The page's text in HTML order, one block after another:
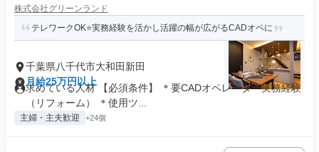
株式会社グリーンランド
テレワークOK⭐実務経験を活かし活躍の幅が広がるCADオペに
千葉県八千代市大和田新田
月給25万円以上
求めている人材 【必須条件】 ＊要CADオペレーター実務経験
（リフォーム） ＊使用ツ...
主婦・主夫歓迎 +24個